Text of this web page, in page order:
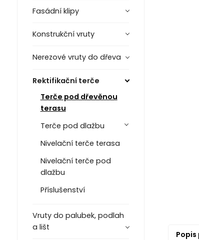
Fasádní klipy
Konstrukční vruty
Nerezové vruty do dřeva
Rektifikační terče
Terče pod dřevěnou
terasu
Terče pod dlažbu
Nivelační terče terasa
Nivelační terče pod
dlažbu
Příslušenství
Vruty do palubek, podlah
a lišt